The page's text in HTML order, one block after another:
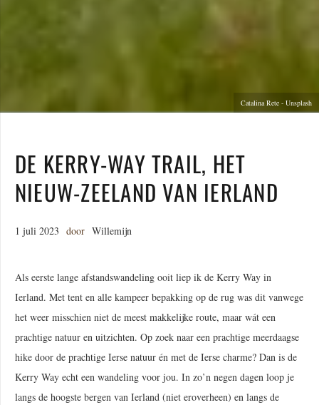
Catalina Rete - Unsplash
DE KERRY-WAY TRAIL, HET
NIEUW-ZEELAND VAN IERLAND
1 juli 2023 door Willemijn
Als eerste lange afstandswandeling ooit liep ik de Kerry Way in
Ierland. Met tent en alle kampeer bepakking op de rug was dit vanwege
het weer misschien niet de meest makkelijke route, maar wát een
prachtige natuur en uitzichten. Op zoek naar een prachtige meerdaagse
hike door de prachtige Ierse natuur én met de Ierse charme? Dan is de
Kerry Way echt een wandeling voor jou. In zo’n negen dagen loop je
langs de hoogste bergen van Ierland (niet eroverheen) en langs de